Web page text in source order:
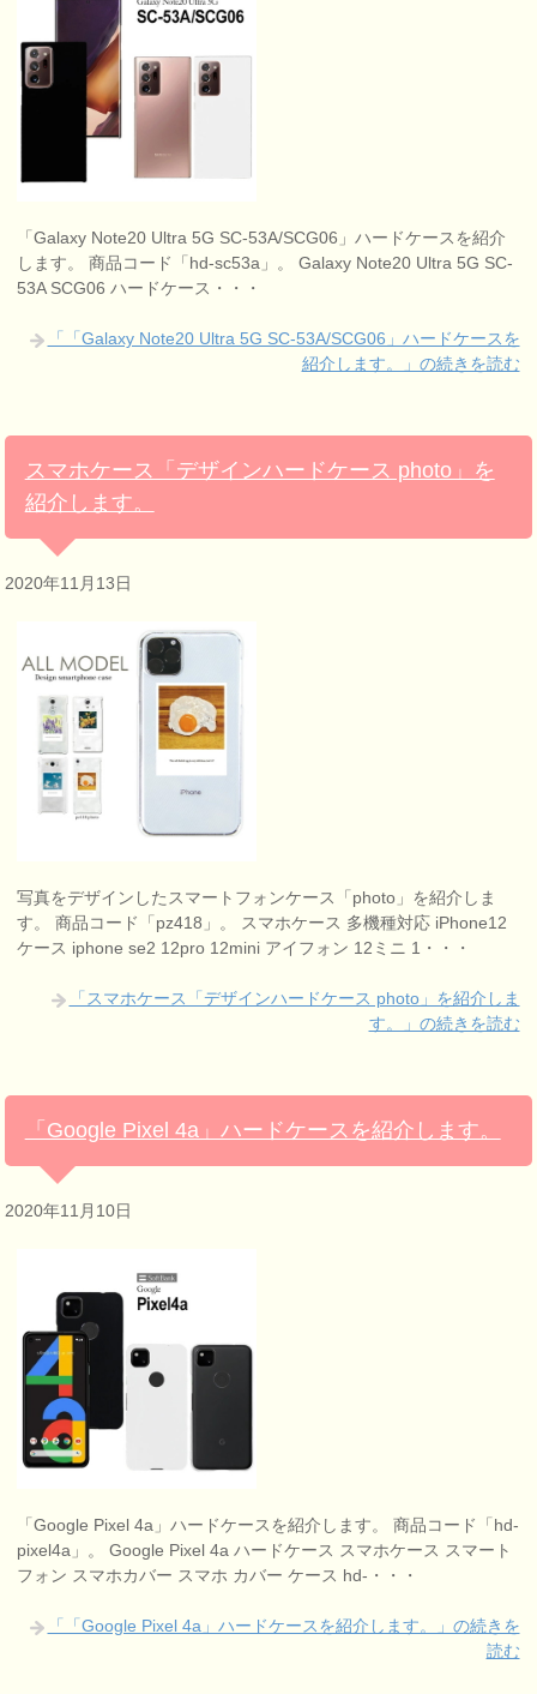
「Galaxy Note20 Ultra 5G SC-53A/SCG06」ハードケースを紹介
します。 商品コード「hd-sc53a」。 Galaxy Note20 Ultra 5G SC-
53A SCG06 ハードケース・・・
「「Galaxy Note20 Ultra 5G SC-53A/SCG06」ハードケースを
紹介します。」の続きを読む
スマホケース「デザインハードケース photo」を
紹介します。
2020年11月13日
写真をデザインしたスマートフォンケース「photo」を紹介しま
す。 商品コード「pz418」。 スマホケース 多機種対応 iPhone12
ケース iphone se2 12pro 12mini アイフォン 12ミニ 1・・・
「スマホケース「デザインハードケース photo」を紹介しま
す。」の続きを読む
「Google Pixel 4a」ハードケースを紹介します。
2020年11月10日
「Google Pixel 4a」ハードケースを紹介します。 商品コード「hd-
pixel4a」。 Google Pixel 4a ハードケース スマホケース スマート
フォン スマホカバー スマホ カバー ケース hd-・・・
「「Google Pixel 4a」ハードケースを紹介します。」の続きを
読む